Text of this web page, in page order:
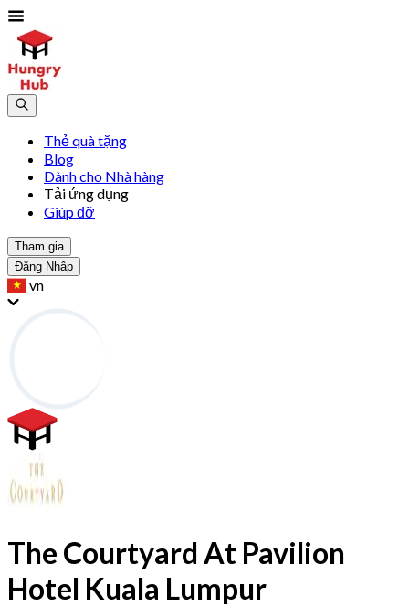
Thẻ quà tặng
Blog
Dành cho Nhà hàng
Tải ứng dụng
Giúp đỡ
Tham gia
Đăng Nhập
vn
The Courtyard At Pavilion
Hotel Kuala Lumpur